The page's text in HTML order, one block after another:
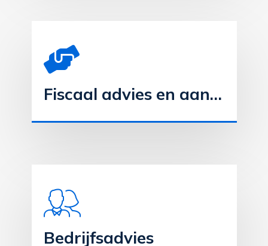
Fiscaal advies en aangiften
Bedrijfsadvies